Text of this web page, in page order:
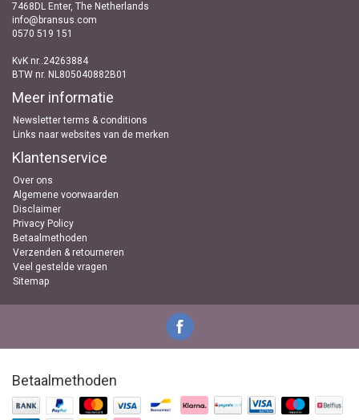
7468DL Enter, The Netherlands
info@bransus.com
0570 519 151
KvK nr..24263884
BTW nr. NL805040882B01
Meer informatie
Newsletter terms & conditions
Links naar websites van de merken
Klantenservice
Over ons
Algemene voorwaarden
Disclaimer
Privacy Policy
Betaalmethoden
Verzenden & retourneren
Veel gestelde vragen
Sitemap
Betaalmethoden